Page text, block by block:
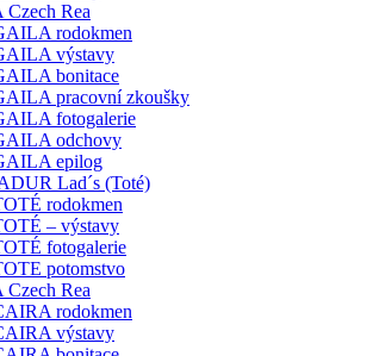
Rea
rodokmen
výstavy
bonitace
pracovní zkoušky
fotogalerie
odchovy
epilog
Lad´s (Toté)
rodokmen
– výstavy
fotogalerie
potomstvo
Rea
rodokmen
výstavy